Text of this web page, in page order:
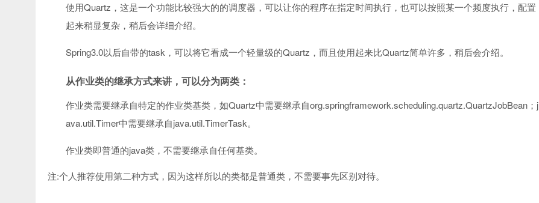
使用Quartz，这是一个功能比较强大的的调度器，可以让你的程序在指定时间执行，也可以按照某一个频度执行，配置
起来稍显复杂，稍后会详细介绍。
Spring3.0以后自带的task，可以将它看成一个轻量级的Quartz，而且使用起来比Quartz简单许多，稍后会介绍。
从作业类的继承方式来讲，可以分为两类：
作业类需要继承自特定的作业类基类，如Quartz中需要继承自org.springframework.scheduling.quartz.QuartzJobBean；j
ava.util.Timer中需要继承自java.util.TimerTask。
作业类即普通的java类，不需要继承自任何基类。
注:个人推荐使用第二种方式，因为这样所以的类都是普通类，不需要事先区别对待。